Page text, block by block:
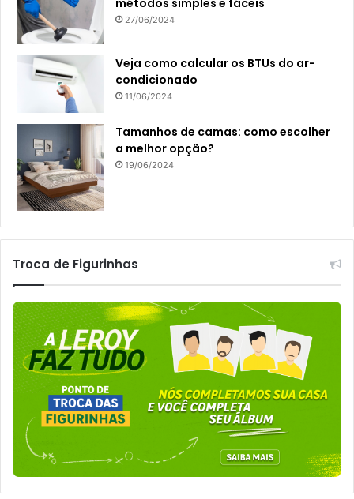
métodos simples e fáceis
27/06/2024
Veja como calcular os BTUs do ar-
condicionado
11/06/2024
Tamanhos de camas: como escolher
a melhor opção?
19/06/2024
Troca de Figurinhas